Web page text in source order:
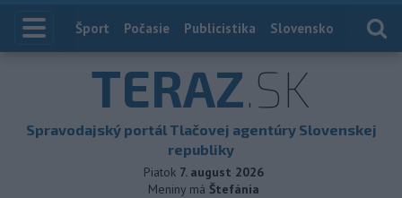
Index
Šport Počasie Publicistika Slovensko
TERAZ.SK
Spravodajský portál Tlačovej agentúry Slovenskej
republiky
Piatok 7. august 2026
Meniny má Štefánia